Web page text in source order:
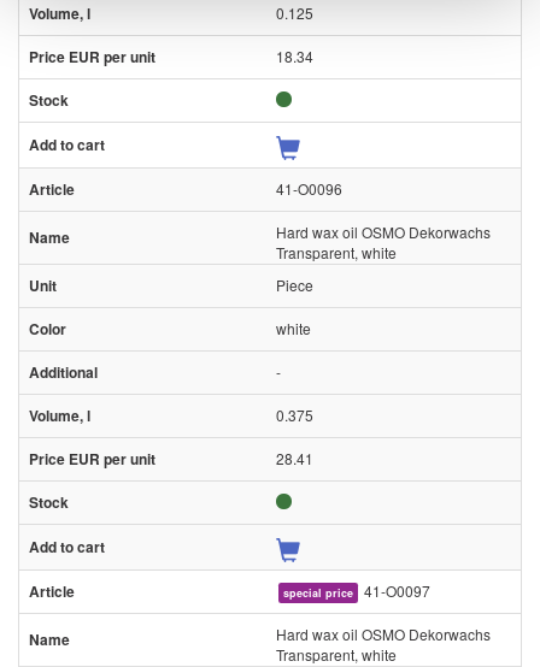
0.125
18.34
41-O0096
Hard wax oil OSMO Dekorwachs
Transparent, white
Piece
white
-
0.375
28.41
special price 41-O0097
Hard wax oil OSMO Dekorwachs
Transparent, white